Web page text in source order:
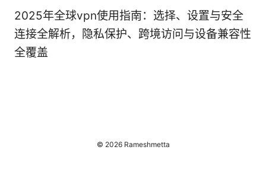
2025年全球vpn使用指南：选择、设置与安全
连接全解析，隐私保护、跨境访问与设备兼容性
全覆盖
© 2026 Rameshmetta